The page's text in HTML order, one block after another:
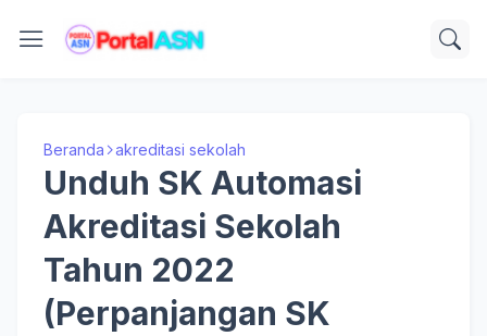
Beranda akreditasi sekolah
Unduh SK Automasi
Akreditasi Sekolah
Tahun 2022
(Perpanjangan SK